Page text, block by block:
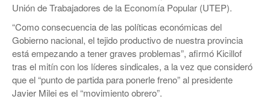
Unión de Trabajadores de la Economía Popular (UTEP).
“Como consecuencia de las políticas económicas del
Gobierno nacional, el tejido productivo de nuestra provincia
está empezando a tener graves problemas”, afirmó Kicillof
tras el mitín con los líderes sindicales, a la vez que consideró
que el “punto de partida para ponerle freno” al presidente
Javier Milei es el “movimiento obrero”.